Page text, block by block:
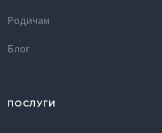
Родичам
Блог
ПОСЛУГИ